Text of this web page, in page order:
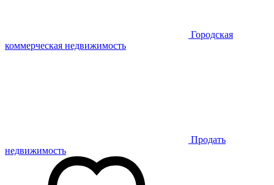
Городская
коммерческая недвижимость
Продать
недвижимость